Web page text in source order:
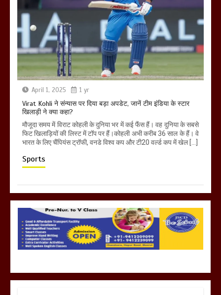
April 1, 2025 1 yr
Virat Kohli ने संन्यास पर दिया बड़ा अपडेट, जानें टीम इंडिया के स्टार
खिलाड़ी ने क्या कहा?
मौजूदा समय में विराट कोहली के दुनिया भर में कई फैंस हैं। वह दुनिया के सबसे
फिट खिलाड़ियों की लिस्ट में टॉप पर हैं।कोहली अभी करीब 36 साल के हैं। वे
भारत के लिए चैंपियंस ट्रॉफी, वनडे विश्व कप और टी20 वर्ल्ड कप में खेल […]
Sports